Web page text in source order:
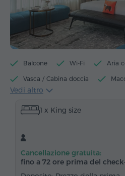
Balcone Wi-Fi Aria
Vasca / Cabina doccia
Bollitore elettrico
Asciugamani
Armadio/Guardaroba
Zona pranzo Tavolo
Sedia Cassaforte
Vedi altro
1 x King size
Cancellazione gratuita:
fino a 72 ore prima del